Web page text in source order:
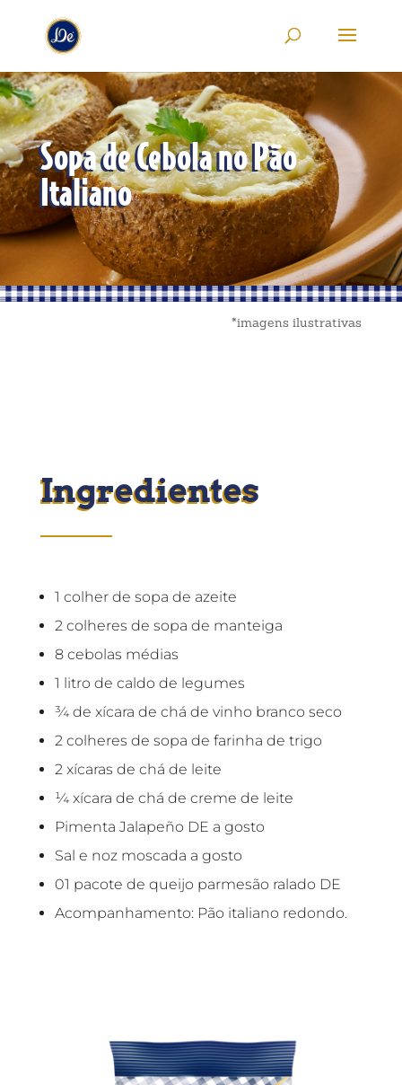
Sopa de Cebola no Pão
Italiano
*imagens ilustrativas
Ingredientes
1 colher de sopa de azeite
2 colheres de sopa de manteiga
8 cebolas médias
1 litro de caldo de legumes
¾ de xícara de chá de vinho branco seco
2 colheres de sopa de farinha de trigo
2 xícaras de chá de leite
¼ xícara de chá de creme de leite
Pimenta Jalapeño DE a gosto
Sal e noz moscada a gosto
01 pacote de queijo parmesão ralado DE
Acompanhamento: Pão italiano redondo.